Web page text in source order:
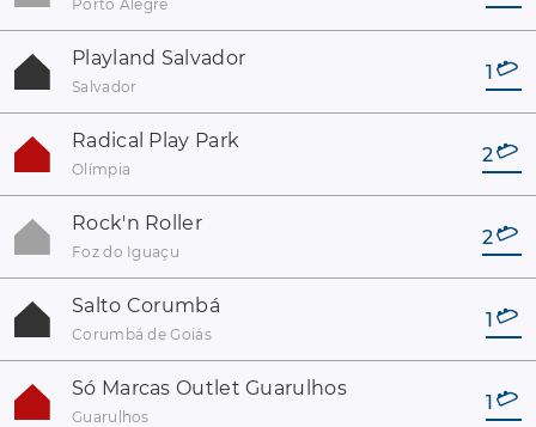
Porto Alegre
Playland Salvador
Salvador
1
Radical Play Park
Olímpia
2
Rock'n Roller
Foz do Iguaçu
2
Salto Corumbá
Corumbá de Goiás
1
Só Marcas Outlet Guarulhos
Guarulhos
1